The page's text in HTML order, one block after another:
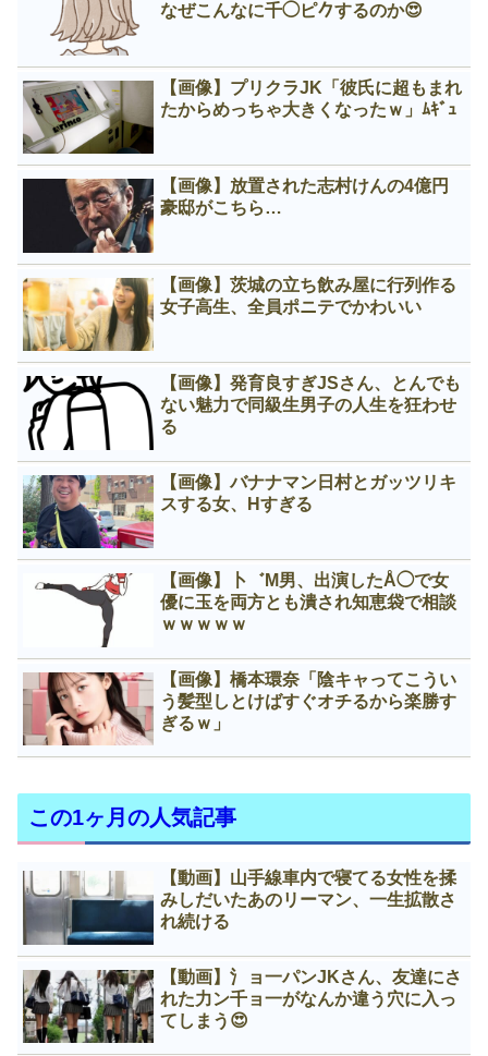
なぜこんなに千◯ピ𠂊するのか😍
【画像】プリクラJK「彼氏に超もまれ
たからめっちゃ大きくなったｗ」ﾑｷﾞｭ
【画像】放置された志村けんの4億円
豪邸がこちら…
【画像】茨城の立ち飲み屋に行列作る
女子高生、全員ポニテでかわいい
【画像】発育良すぎJSさん、とんでも
ない魅力で同級生男子の人生を狂わせ
る
【画像】バナナマン日村とガッツリキ
スする女、Нすぎる
【画像】卜゛M男、出演したÅ◯で女
優に玉を両方とも潰され知恵袋で相談
ｗｗｗｗｗ
【画像】橋本環奈「陰キャってこうい
う髪型しとけばすぐオチるから楽勝す
ぎるｗ」
この1ヶ月の人気記事
【動画】山手線車内で寝てる女性を揉
みしだいたあのリーマン、一生拡散さ
れ続ける
【動画】氵ョ一パンJKさん、友達にさ
れた力ン千ョ一がなんか違う穴に入っ
てしまう😍